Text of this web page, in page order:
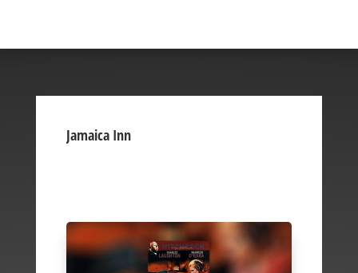
Jamaica Inn